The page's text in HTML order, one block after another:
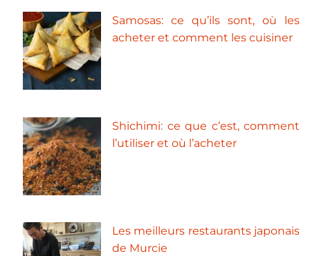
Samosas: ce qu’ils sont, où les
acheter et comment les cuisiner
Shichimi: ce que c’est, comment
l’utiliser et où l’acheter
Les meilleurs restaurants japonais
de Murcie